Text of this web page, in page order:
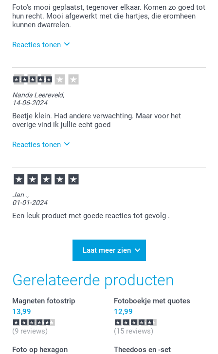
Heel veel plezier ervan!
Foto's mooi geplaatst, tegenover elkaar. Komen zo goed tot
hun recht. Mooi afgewerkt met die hartjes, die eromheen
kunnen dwarrelen.
Reacties tonen
06-02-2025
09:17
Bedankt voor je reactie.
Wat leuk om te lezen dat je zo tevreden bent met je
bestelling.
Veel plezier ervan!
Nanda Leereveld,
14-06-2024
Beetje klein. Had andere verwachting. Maar voor het
overige vind ik jullie echt goed
Reacties tonen
17-06-2024
12:07
Bedankt voor je bericht.
Dat is goed om te lezen.
Veel plezier van je bestelling.
Jan .,
01-01-2024
Een leuk product met goede reacties tot gevolg .
Laat meer zien
Gerelateerde producten
Magneten fotostrip
13,99
(9 reviews)
Fotoboekje met quotes
12,99
(15 reviews)
Foto op hexagon Theedoos en -set